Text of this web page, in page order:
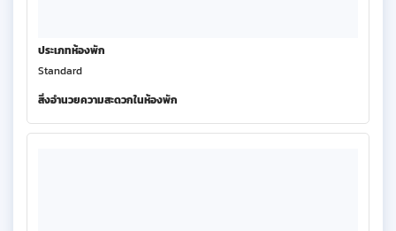
ประเภทห้องพัก
Standard
สิ่งอำนวยความสะดวกในห้องพัก